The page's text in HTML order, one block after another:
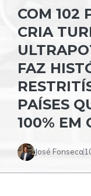
COM 102
CRIA
FAZ
PAÍSES
100% EM
José Fonseca